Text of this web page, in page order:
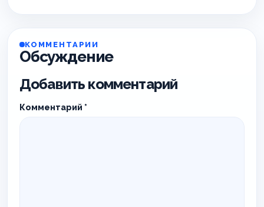
КОММЕНТАРИИ
Обсуждение
Добавить комментарий
Комментарий *